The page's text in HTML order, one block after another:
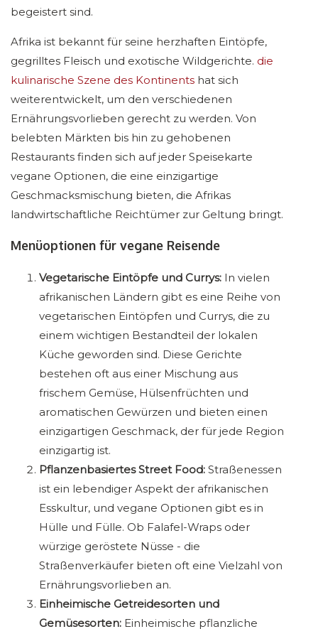
begeistert sind.
Afrika ist bekannt für seine herzhaften Eintöpfe,
gegrilltes Fleisch und exotische Wildgerichte. die
kulinarische Szene des Kontinents hat sich
weiterentwickelt, um den verschiedenen
Ernährungsvorlieben gerecht zu werden. Von
belebten Märkten bis hin zu gehobenen
Restaurants finden sich auf jeder Speisekarte
vegane Optionen, die eine einzigartige
Geschmacksmischung bieten, die Afrikas
landwirtschaftliche Reichtümer zur Geltung bringt.
Menüoptionen für vegane Reisende
Vegetarische Eintöpfe und Currys: In vielen
afrikanischen Ländern gibt es eine Reihe von
vegetarischen Eintöpfen und Currys, die zu
einem wichtigen Bestandteil der lokalen
Küche geworden sind. Diese Gerichte
bestehen oft aus einer Mischung aus
frischem Gemüse, Hülsenfrüchten und
aromatischen Gewürzen und bieten einen
einzigartigen Geschmack, der für jede Region
einzigartig ist.
Pflanzenbasiertes Street Food: Straßenessen
ist ein lebendiger Aspekt der afrikanischen
Esskultur, und vegane Optionen gibt es in
Hülle und Fülle. Ob Falafel-Wraps oder
würzige geröstete Nüsse - die
Straßenverkäufer bieten oft eine Vielzahl von
Ernährungsvorlieben an.
Einheimische Getreidesorten und
Gemüsesorten: Einheimische pflanzliche